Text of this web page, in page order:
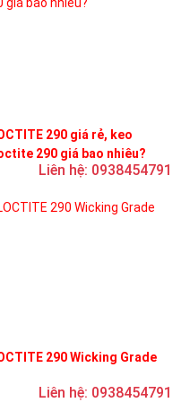
290 giá rẻ, keo
290 giá bao nhiêu?
Liên hệ: 0938454791
290 Wicking Grade
Liên hệ: 0938454791